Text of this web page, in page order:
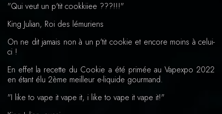
"Qui veut un p'tit cookkiiee ???!!!"
King Julian, Roi des lémuriens
On ne dit jamais non à un p'tit cookie et encore moins à celui-
ci !
En effet la recette du Cookie a été primée au Vapexpo 2022
en étant élu 2ème meilleur e-liquide gourmand.
"I like to vape it vape it, i like to vape it vape it!"